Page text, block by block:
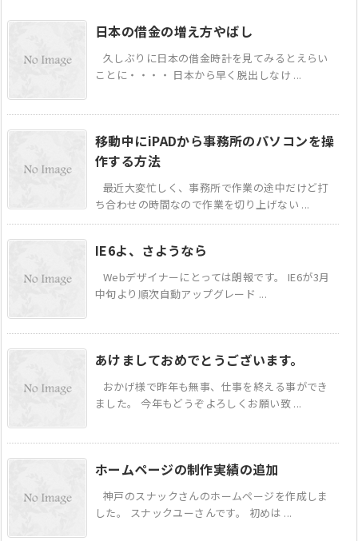
日本の借金の増え方やばし
久しぶりに日本の借金時計を見てみるとえらい
ことに・・・・ 日本から早く脱出しなけ ...
移動中にiPADから事務所のパソコンを操
作する方法
最近大変忙しく、事務所で作業の途中だけど打
ち合わせの時間なので作業を切り上げない ...
IE6よ、さようなら
Webデザイナーにとっては朗報です。 IE6が3月
中旬より順次自動アップグレード ...
あけましておめでとうございます。
おかげ様で昨年も無事、仕事を終える事ができ
ました。 今年もどうぞよろしくお願い致 ...
ホームページの制作実績の追加
神戸のスナックさんのホームページを作成しま
した。 スナックユーさんです。 初めは ...